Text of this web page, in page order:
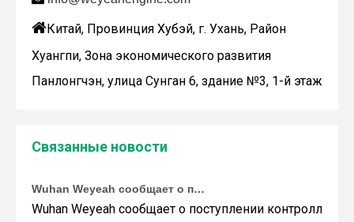
Китай, Провинция Хубэй, г. Ухань, Район
Хуангпи, Зона экономического развития
Панлонгчэн, улица Сунган 6, здание №3, 1-й этаж
Связанные новости
Wuhan Weyeah сообщает о поступлении